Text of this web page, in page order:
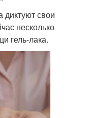
диктуют свои
несколько
гель-лака.